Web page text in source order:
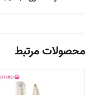
محصولات مرتبط